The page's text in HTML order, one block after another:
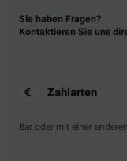
Sie haben Fragen?
Kontaktieren Sie uns
Zahlarten
Bar oder mit einer